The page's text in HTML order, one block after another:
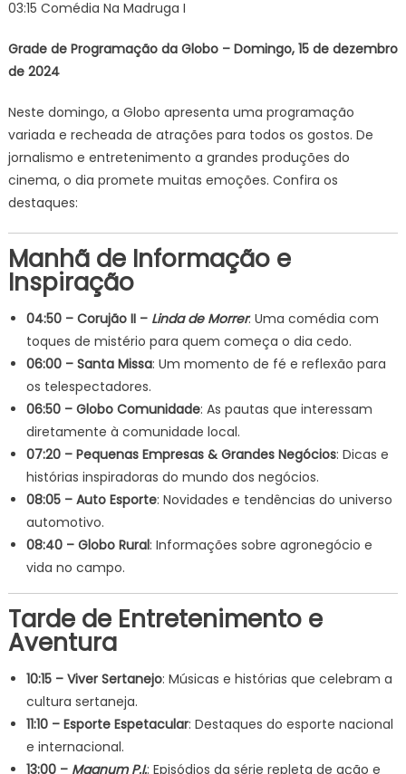
03:15 Comédia Na Madruga I
Grade de Programação da Globo – Domingo, 15 de dezembro
de 2024
Neste domingo, a Globo apresenta uma programação
variada e recheada de atrações para todos os gostos. De
jornalismo e entretenimento a grandes produções do
cinema, o dia promete muitas emoções. Confira os
destaques:
Manhã de Informação e
Inspiração
04:50 – Corujão II – Linda de Morrer: Uma comédia com
toques de mistério para quem começa o dia cedo.
06:00 – Santa Missa: Um momento de fé e reflexão para
os telespectadores.
06:50 – Globo Comunidade: As pautas que interessam
diretamente à comunidade local.
07:20 – Pequenas Empresas & Grandes Negócios: Dicas e
histórias inspiradoras do mundo dos negócios.
08:05 – Auto Esporte: Novidades e tendências do universo
automotivo.
08:40 – Globo Rural: Informações sobre agronegócio e
vida no campo.
Tarde de Entretenimento e
Aventura
10:15 – Viver Sertanejo: Músicas e histórias que celebram a
cultura sertaneja.
11:10 – Esporte Espetacular: Destaques do esporte nacional
e internacional.
13:00 – Magnum P.I.: Episódios da série repleta de ação e